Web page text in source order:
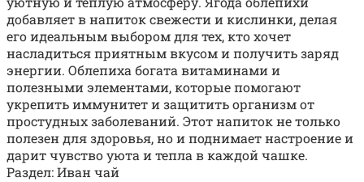
добавляет в напиток свежести и кислинки, делая
его идеальным выбором для тех, кто хочет
насладиться приятным вкусом и получить заряд
энергии. Облепиха богата витаминами и
полезными элементами, которые помогают
укрепить иммунитет и защитить организм от
простудных заболеваний. Этот напиток не только
полезен для здоровья, но и поднимает настроение и
дарит чувство уюта и тепла в каждой чашке.
Раздел: Иван чай